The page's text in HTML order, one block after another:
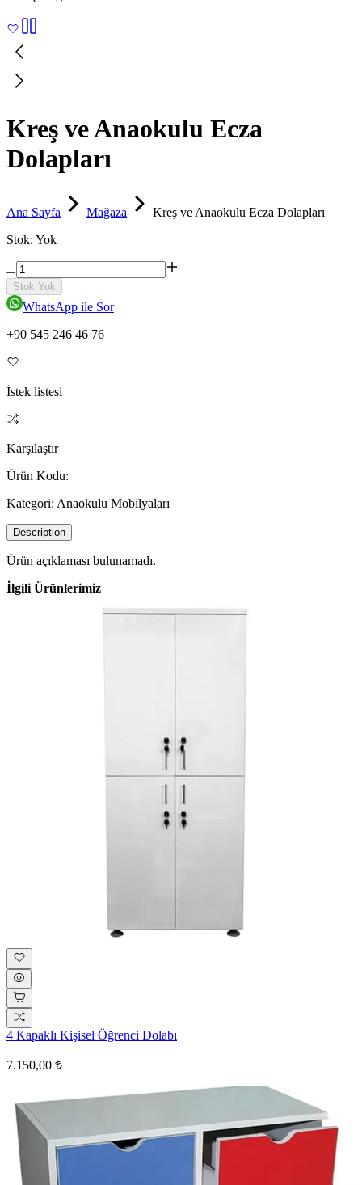
Kreş ve Anaokulu Ecza
Dolapları
Ana Sayfa Mağaza
Kreş ve Anaokulu Ecza Dolapları
Stok: Yok
Stok Yok
WhatsApp ile Sor
+90 545 246 46 76
İstek listesi
Karşılaştır
Ürün Kodu:
Kategori: Anaokulu Mobilyaları
Description
Ürün açıklaması bulunamadı.
İlgili Ürünlerimiz
4 Kapaklı Kişisel Öğrenci Dolabı
7.150,00 ₺